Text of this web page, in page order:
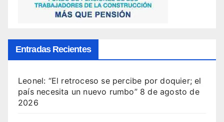
Entradas Recientes
Leonel: “El retroceso se percibe por doquier; el
país necesita un nuevo rumbo” 8 de agosto de
2026